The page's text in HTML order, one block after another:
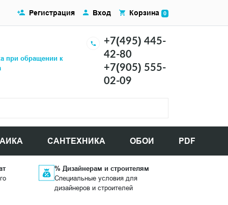
при обращении к
+7(495) 445-
42-80
+7(905) 555-
02-09
САНТЕХНИКА ОБОИ PDF
Регистрация Вход Корзина 0
% Дизайнерам и строителям
Специальные условия для
дизайнеров и строителей